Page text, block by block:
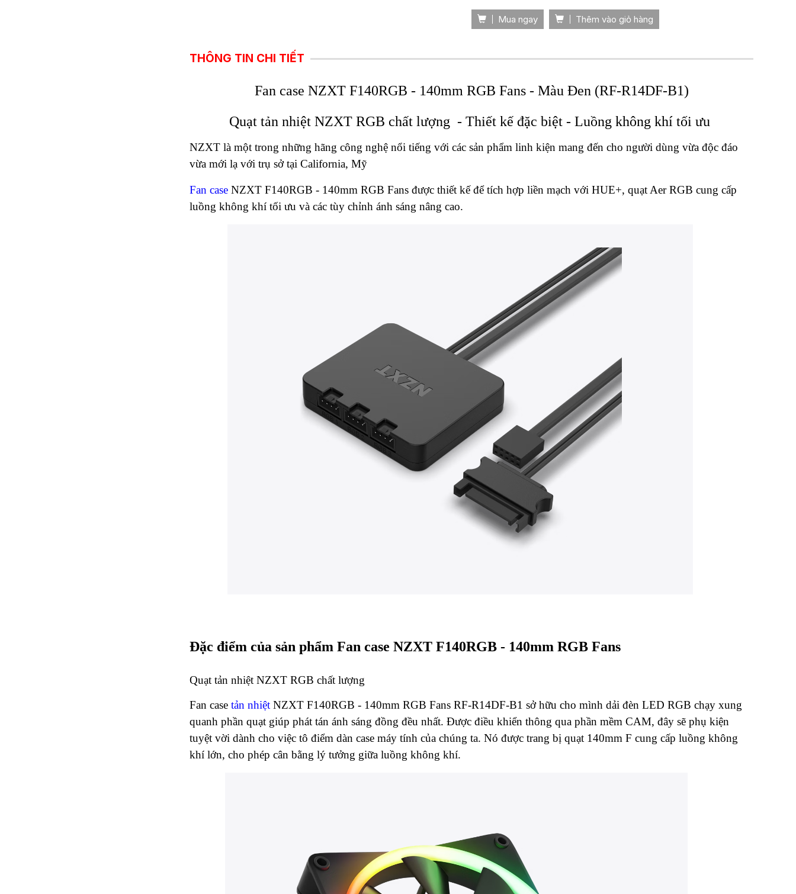
Mua ngay Thêm vào giỏ hàng
THÔNG TIN CHI TIẾT
Fan case NZXT F140RGB - 140mm RGB Fans - Màu Đen (RF-R14DF-B1)
Quạt tản nhiệt NZXT RGB chất lượng - Thiết kế đặc biệt - Luồng không khí tối ưu
NZXT là một trong những hãng công nghệ nổi tiếng với các sản phẩm linh kiện mang đến cho người dùng vừa độc đáo
vừa mới lạ với trụ sở tại California, Mỹ
Fan case NZXT F140RGB - 140mm RGB Fans được thiết kế để tích hợp liền mạch với HUE+, quạt Aer RGB cung cấp
luồng không khí tối ưu và các tùy chỉnh ánh sáng nâng cao.
Đặc điểm của sản phẩm Fan case NZXT F140RGB - 140mm RGB Fans
Quạt tản nhiệt NZXT RGB chất lượng
Fan case tản nhiệt NZXT F140RGB - 140mm RGB Fans RF-R14DF-B1 sở hữu cho mình dải đèn LED RGB chạy xung
quanh phần quạt giúp phát tán ánh sáng đồng đều nhất. Được điều khiển thông qua phần mềm CAM, đây sẽ phụ kiện
tuyệt vời dành cho việc tô điểm dàn case máy tính của chúng ta. Nó được trang bị quạt 140mm F cung cấp luồng không
khí lớn, cho phép cân bằng lý tưởng giữa luồng không khí.